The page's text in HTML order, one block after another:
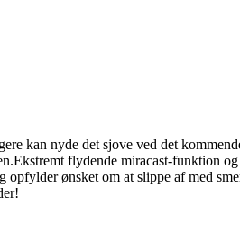
kan nyde det sjove ved det
flydende miracast-funktion
ønsket om at slippe af med